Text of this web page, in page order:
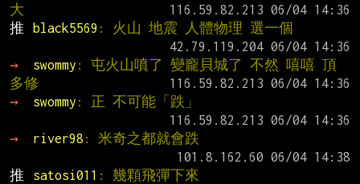
大
推
black5569 : 火山 地震 人體物理 選一個
→
swommy : 屯火山噴了 變龐貝城了 不然 嘻嘻 頂
多修
→
swommy : 正 不可能「跌」
→
river98 : 米奇之都就會跌
推
satosi011 : 幾顆飛彈下來